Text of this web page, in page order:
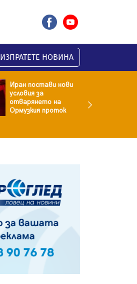
ИЗПРАТЕТЕ НОВИНА
Иран постави нови
условия за
отварянето на
Ормузкия проток